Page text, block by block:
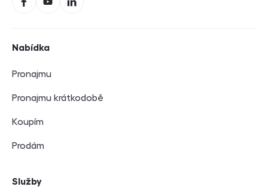
FacebookYouTubeLinkedIn
Nabídka
Pronajmu
Pronajmu krátkodobě
Koupím
Prodám
Služby